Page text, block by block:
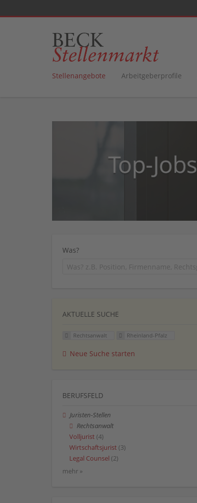
Stellenangebote Arbeitgeberprofile
Was?
AKTUELLE SUCHE
Rechtsanwalt Rheinland-Pfalz
Neue Suche starten
BERUFSFELD
Juristen-Stellen
Rechtsanwalt
Volljurist (4)
Wirtschaftsjurist (3)
Legal Counsel (2)
mehr »